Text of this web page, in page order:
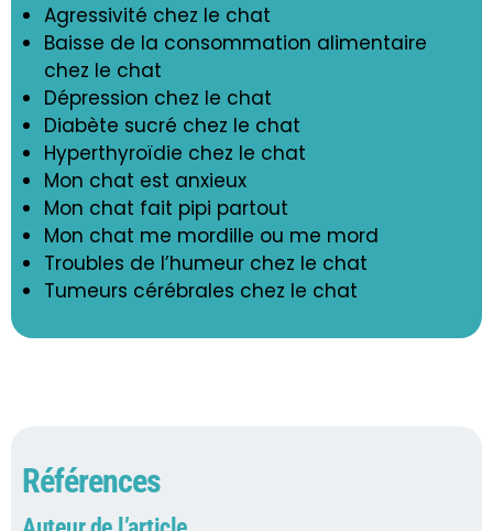
Agressivité chez le chat
Baisse de la consommation alimentaire
chez le chat
Dépression chez le chat
Diabète sucré chez le chat
Hyperthyroïdie chez le chat
Mon chat est anxieux
Mon chat fait pipi partout
Mon chat me mordille ou me mord
Troubles de l’humeur chez le chat
Tumeurs cérébrales chez le chat
Références